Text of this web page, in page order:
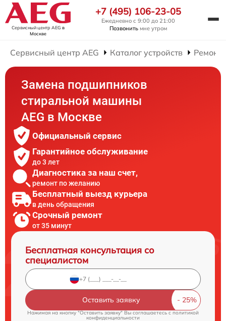
Сервисный центр AEG в
Москве
+7 (495) 106-23-05
Ежедневно с 9:00 до 21:00
Позвонить мне утром
Сервисный центр AEG Каталог устройств Ремонт
Замена подшипников
стиральной машины
AEG в Москве
Официальный сервис
Гарантийное обслуживание
до 3 лет
Диагностика за наш счет,
ремонт по желанию
Бесплатный выезд курьера
в день обращения
Срочный ремонт
от 35 минут
Бесплатная консультация со
специалистом
Оставить заявку
Нажимая на кнопку "Оставить заявку" Вы соглашаетесь cполитикой
конфиденциальности